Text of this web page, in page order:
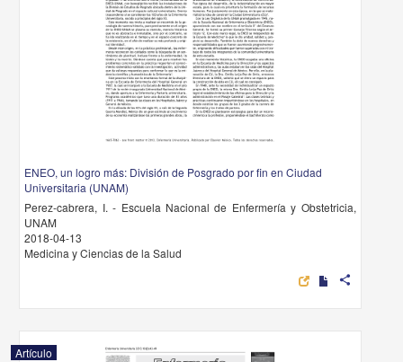
ENEO, un logro más: División de Posgrado por fin en Ciudad
Universitaria (UNAM)
Perez-cabrera, I. - Escuela Nacional de Enfermería y Obstetricia,
UNAM
2018-04-13
Medicina y Ciencias de la Salud
share
Artículo